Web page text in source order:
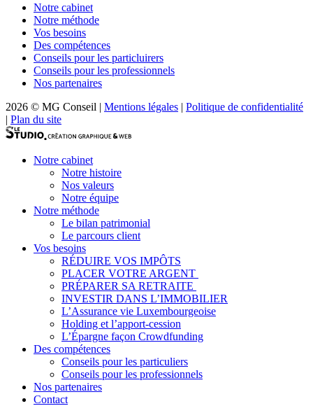
Notre cabinet
Notre méthode
Vos besoins
Des compétences
Conseils pour les particluirers
Conseils pour les professionnels
Nos partenaires
2026 © MG Conseil | Mentions légales | Politique de confidentialité
| Plan du site
Notre cabinet
Notre histoire
Nos valeurs
Notre équipe
Notre méthode
Le bilan patrimonial
Le parcours client
Vos besoins
RÉDUIRE VOS IMPÔTS
PLACER VOTRE ARGENT
PRÉPARER SA RETRAITE
INVESTIR DANS L’IMMOBILIER
L’Assurance vie Luxembourgeoise
Holding et l’apport-cession
L’Épargne façon Crowdfunding
Des compétences
Conseils pour les particuliers
Conseils pour les professionnels
Nos partenaires
Contact